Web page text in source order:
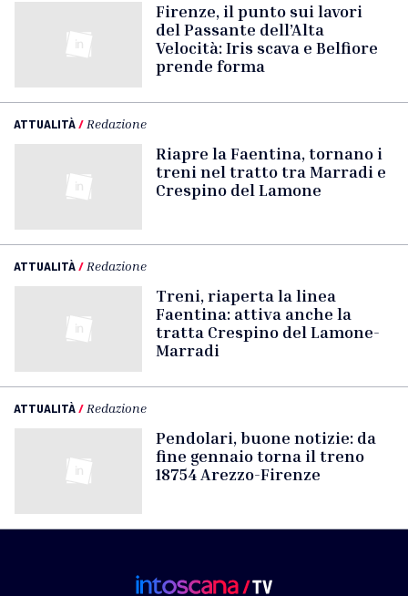
Firenze, il punto sui lavori
del Passante dell’Alta
Velocità: Iris scava e Belfiore
prende forma
ATTUALITÀ/ Redazione
Riapre la Faentina, tornano i
treni nel tratto tra Marradi e
Crespino del Lamone
ATTUALITÀ/ Redazione
Treni, riaperta la linea
Faentina: attiva anche la
tratta Crespino del Lamone-
Marradi
ATTUALITÀ/ Redazione
Pendolari, buone notizie: da
fine gennaio torna il treno
18754 Arezzo-Firenze